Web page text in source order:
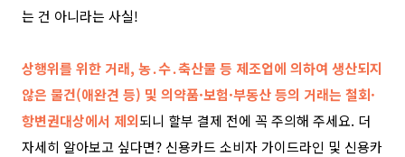
는 건 아니라는 사실!
상행위를 위한 거래, 농․수․축산물 등 제조업에 의하여 생산되지
않은 물건(애완견 등) 및 의약품·보험·부동산 등의 거래는 철회·
항변권대상에서 제외되니 할부 결제 전에 꼭 주의해 주세요. 더
자세히 알아보고 싶다면? 신용카드 소비자 가이드라인 및 신용카